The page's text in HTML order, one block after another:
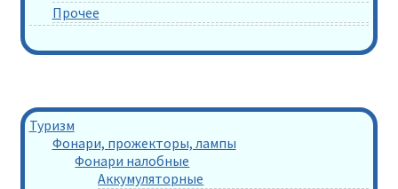
Прочее
Туризм
Фонари, прожекторы, лампы
Фонари налобные
Аккумуляторные